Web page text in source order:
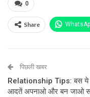
0
Share
पिछली खबर
Relationship Tips: बस ये
आदतें अपनाओ और बन जाओ